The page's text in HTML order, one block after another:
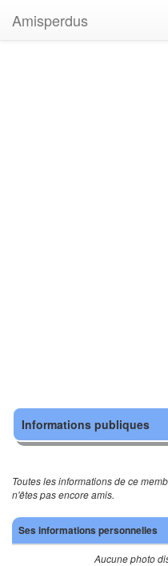
Amisperdus
Informations publiques
Toutes les informations de ce
n'êtes pas encore amis.
Ses informations personnelles
Aucune photo